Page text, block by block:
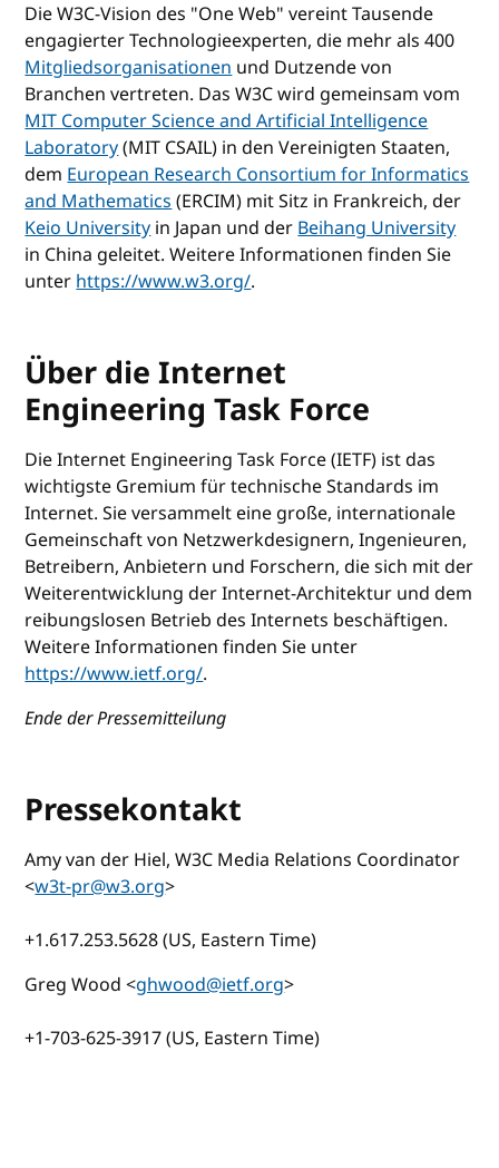
Die W3C-Vision des "One Web" vereint Tausende
engagierter Technologieexperten, die mehr als 400
Mitgliedsorganisationenund Dutzende von
Branchen vertreten. Das W3C wird gemeinsam vom
MIT Computer Science and Artificial Intelligence
Laboratory(MIT CSAIL) in den Vereinigten Staaten,
demEuropean Research Consortium for Informatics
and Mathematics(ERCIM) mit Sitz in Frankreich, der
Keio Universityin Japan und derBeihang University
in China geleitet. Weitere Informationen finden Sie
unterhttps://www.w3.org/.
Über die Internet
Engineering Task Force
Die Internet Engineering Task Force (IETF) ist das
wichtigste Gremium für technische Standards im
Internet. Sie versammelt eine große, internationale
Gemeinschaft von Netzwerkdesignern, Ingenieuren,
Betreibern, Anbietern und Forschern, die sich mit der
Weiterentwicklung der Internet-Architektur und dem
reibungslosen Betrieb des Internets beschäftigen.
Weitere Informationen finden Sie unter
https://www.ietf.org/.
Ende der Pressemitteilung
Pressekontakt
Amy van der Hiel, W3C Media Relations Coordinator
<w3t-pr@w3.org>
+1.617.253.5628 (US, Eastern Time)
Greg Wood <ghwood@ietf.org>
+1-703-625-3917 (US, Eastern Time)